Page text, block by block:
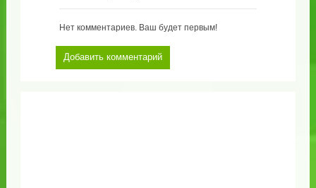
Нет комментариев. Ваш будет первым!
Добавить комментарий